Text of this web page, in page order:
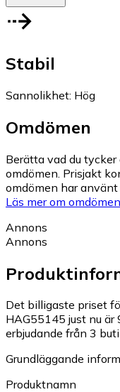
Stabil
Sannolikhet: Hög
Omdömen
Berätta vad du
omdömen. Prisjakt
omdömen har
Läs mer om omdömen.
Annons
Annons
Det billigaste priset
HAG55145 just nu är
erbjudande från 3
Grundläggande
Produktnamn